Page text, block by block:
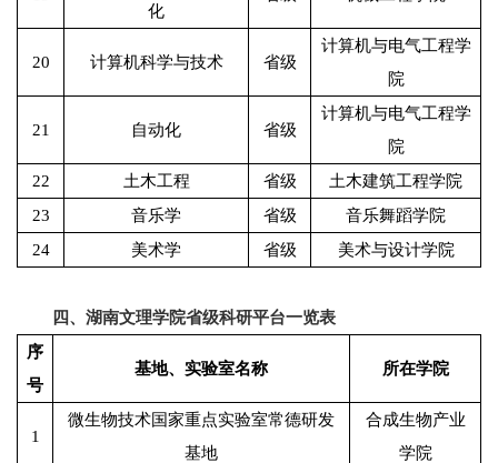
化
20 计算机科学与技术 省级
计算机与电气工程学
院
21 自动化 省级
计算机与电气工程学
院
22
土木工程 省级
土木建筑工程学院
23
音乐学 省级
音乐舞蹈学院
24
美术学 省级 美术与设计学院
四、湖南文理学院省级科研平台一览表
序
号
基地、实验室名称 所在学院
1
微生物技术国家重点实验室常德研发
基地
合成生物产业
学院